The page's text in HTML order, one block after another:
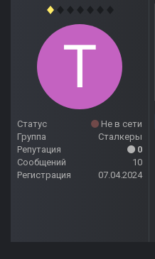
Статус
Не в сети
Группа
Сталкеры
Репутация
0
Сообщений
10
Регистрация
07.04.2024